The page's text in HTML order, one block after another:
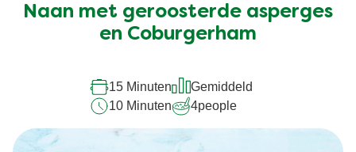
ingediend
voor
Naan met geroosterde asperges
en Coburgerham
15 Minuten
Gemiddeld
10 Minuten
4people